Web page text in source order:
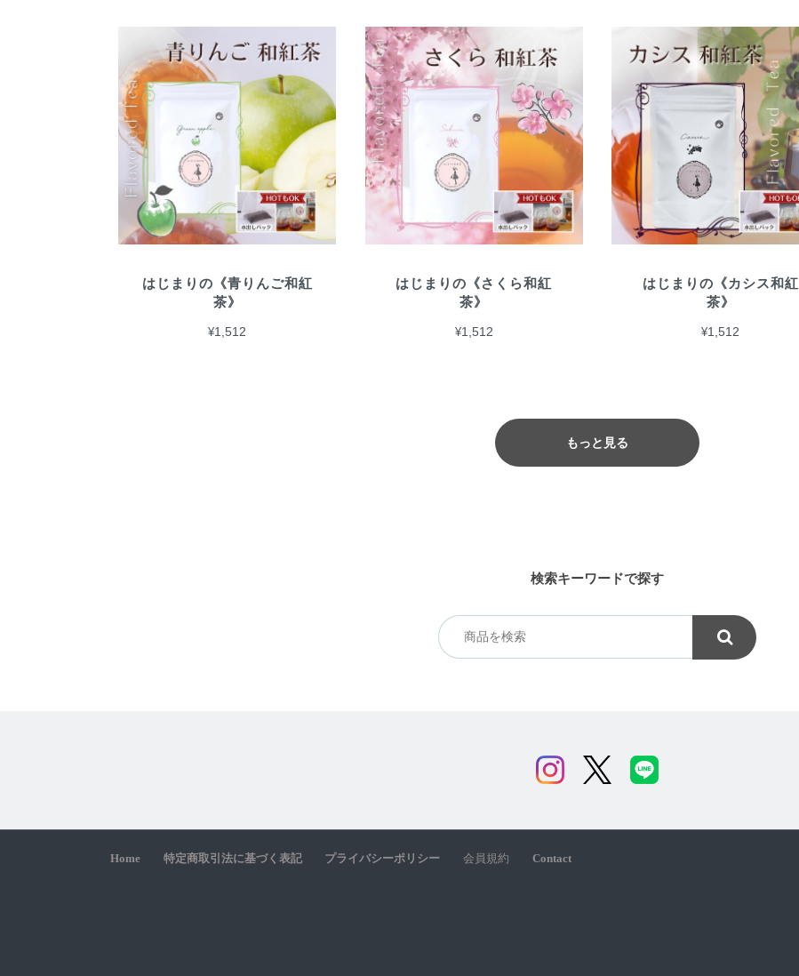
はじまりの《青りんご和紅
茶》
¥1,512
はじまりの《さくら和紅
茶》
¥1,512
はじまりの《カシス和紅
茶》
¥1,512
もっと見る
検索キーワードで探す
Home 特定商取引法に基づく表記 プライバシーポリシー 会員規約 Contact